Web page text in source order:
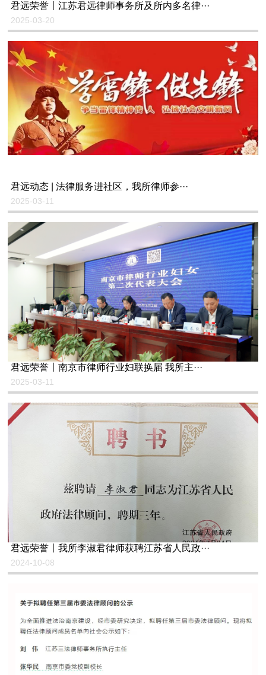
君远荣誉丨江苏君远律师事务所及所内多名律···
2025-03-20
君远动态 | 法律服务进社区，我所律师参···
2025-03-11
君远荣誉丨南京市律师行业妇联换届 我所主···
2025-03-11
君远荣誉丨我所李淑君律师获聘江苏省人民政···
2024-10-08